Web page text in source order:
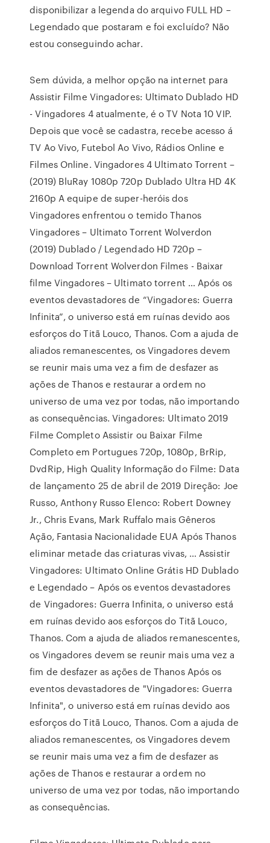
disponibilizar a legenda do arquivo FULL HD –
Legendado que postaram e foi excluído? Não
estou conseguindo achar.
Sem dúvida, a melhor opção na internet para
Assistir Filme Vingadores: Ultimato Dublado HD
- Vingadores 4 atualmente, é o TV Nota 10 VIP.
Depois que você se cadastra, recebe acesso á
TV Ao Vivo, Futebol Ao Vivo, Rádios Online e
Filmes Online. Vingadores 4 Ultimato Torrent –
(2019) BluRay 1080p 720p Dublado Ultra HD 4K
2160p A equipe de super-heróis dos
Vingadores enfrentou o temido Thanos
Vingadores – Ultimato Torrent Wolverdon
(2019) Dublado / Legendado HD 720p –
Download Torrent Wolverdon Filmes - Baixar
filme Vingadores – Ultimato torrent … Após os
eventos devastadores de “Vingadores: Guerra
Infinita”, o universo está em ruínas devido aos
esforços do Titã Louco, Thanos. Com a ajuda de
aliados remanescentes, os Vingadores devem
se reunir mais uma vez a fim de desfazer as
ações de Thanos e restaurar a ordem no
universo de uma vez por todas, não importando
as consequências. Vingadores: Ultimato 2019
Filme Completo Assistir ou Baixar Filme
Completo em Portugues 720p, 1080p, BrRip,
DvdRip, High Quality Informação do Filme: Data
de lançamento 25 de abril de 2019 Direção: Joe
Russo, Anthony Russo Elenco: Robert Downey
Jr., Chris Evans, Mark Ruffalo mais Gêneros
Ação, Fantasia Nacionalidade EUA Após Thanos
eliminar metade das criaturas vivas, … Assistir
Vingadores: Ultimato Online Grátis HD Dublado
e Legendado – Após os eventos devastadores
de Vingadores: Guerra Infinita, o universo está
em ruínas devido aos esforços do Titã Louco,
Thanos. Com a ajuda de aliados remanescentes,
os Vingadores devem se reunir mais uma vez a
fim de desfazer as ações de Thanos Após os
eventos devastadores de "Vingadores: Guerra
Infinita", o universo está em ruínas devido aos
esforços do Titã Louco, Thanos. Com a ajuda de
aliados remanescentes, os Vingadores devem
se reunir mais uma vez a fim de desfazer as
ações de Thanos e restaurar a ordem no
universo de uma vez por todas, não importando
as consequências.